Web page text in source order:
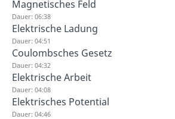
Magnetisches Feld
Dauer: 06:38
Elektrische Ladung
Dauer: 04:51
Coulombsches Gesetz
Dauer: 04:32
Elektrische Arbeit
Dauer: 04:08
Elektrisches Potential
Dauer: 04:46